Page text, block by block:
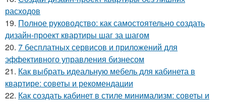
расходов
19. Полное руководство: как самостоятельно создать
дизайн-проект квартиры шаг за шагом
20. 7 бесплатных сервисов и приложений для
эффективного управления бизнесом
21. Как выбрать идеальную мебель для кабинета в
квартире: советы и рекомендации
22. Как создать кабинет в стиле минимализм: советы и